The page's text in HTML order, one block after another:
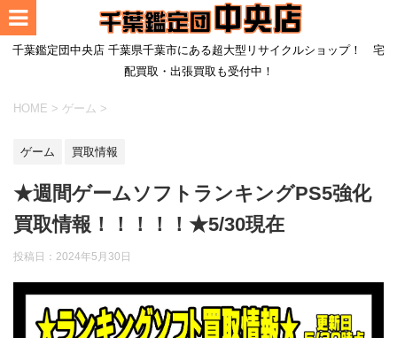
千葉鑑定団中央店 千葉県千葉市にある超大型リサイクルショップ！ 宅
配買取・出張買取も受付中！
HOME > ゲーム >
ゲーム 買取情報
★週間ゲームソフトランキングPS5強化
買取情報！！！！！★5/30現在
投稿日： 2024年5月30日